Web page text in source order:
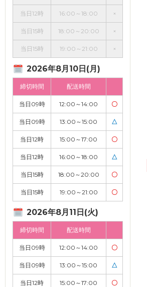
当日12時 16:00～18:00 ×
当日15時 18:00～20:00 ×
当日15時 19:00～21:00 ×
2026年8月10日(月)
締切時間 配送時間
当日09時 12:00～14:00 〇
当日09時 13:00～15:00 △
当日12時 15:00～17:00 〇
当日12時 16:00～18:00 △
当日15時 18:00～20:00 〇
当日15時 19:00～21:00 〇
2026年8月11日(火)
締切時間 配送時間
当日09時 12:00～14:00 〇
当日09時 13:00～15:00 △
当日12時 15:00～17:00 〇